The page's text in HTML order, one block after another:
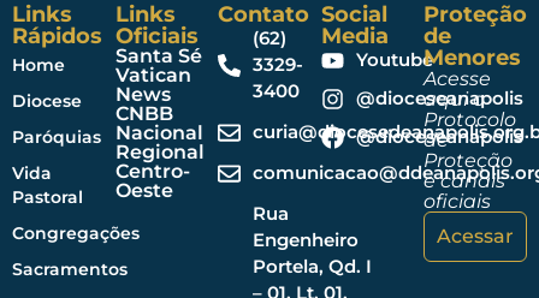
Links
Rápidos
Home
Diocese
Paróquias
Vida
Pastoral
Congregações
Sacramentos
Links
Oficiais
Santa Sé
Vatican
News
CNBB
Nacional
Regional
Centro-
Oeste
Contato
(62)
3329-
3400
Rua
Engenheiro
Portela, Qd. I
– 01, Lt. 01,
Social
Media
Youtube
@dioceseanapolis
@dioceseanapolis
Proteção
de
Menores
Acesse
aqui o
Protocolo
de
Proteção
e canais
oficiais
Acessar